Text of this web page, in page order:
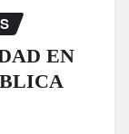
EN